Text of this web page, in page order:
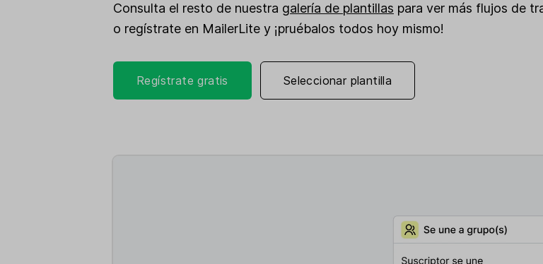
Consulta el resto de nuestra galería de plantillas para ver más flujos de
o regístrate en MailerLite y ¡pruébalos todos hoy mismo!
Regístrate gratis Seleccionar plantilla